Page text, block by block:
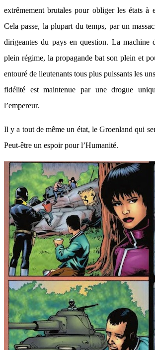
extrêmement brutales pour obliger les états à
Cela passe, la plupart du temps, par un
dirigeantes du pays en question. La machine
plein régime, la propagande bat son plein et
entouré de lieutenants tous plus puissants les
fidélité est maintenue par une drogue
l’empereur.
Il y a tout de même un état, le Groenland qui
Peut-être un espoir pour l’Humanité.